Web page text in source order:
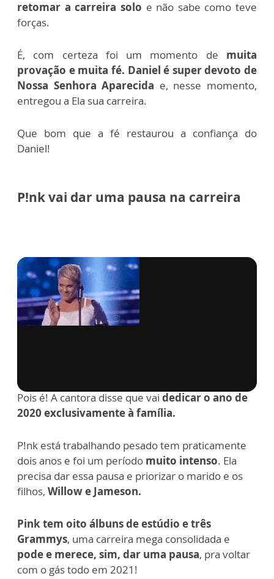
retomar a carreira solo e não sabe como teve
forças.
É, com certeza foi um momento de muita
provação e muita fé. Daniel é super devoto de
Nossa Senhora Aparecida e, nesse momento,
entregou a Ela sua carreira.
Que bom que a fé restaurou a confiança do
Daniel!
P!nk vai dar uma pausa na carreira
Pois é! A cantora disse que vai dedicar o ano de
2020 exclusivamente à família.
P!nk está trabalhando pesado tem praticamente
dois anos e foi um período muito intenso. Ela
precisa dar essa pausa e priorizar o marido e os
filhos, Willow e Jameson.
Pink tem oito álbuns de estúdio e três
Grammys, uma carreira mega consolidada e
pode e merece, sim, dar uma pausa, pra voltar
com o gás todo em 2021!